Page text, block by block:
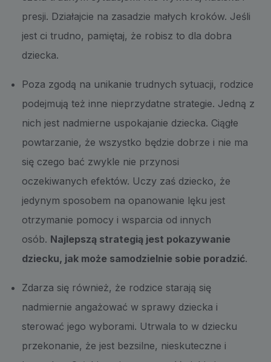
presji. Działajcie na zasadzie małych kroków. Jeśli
jest ci trudno, pamiętaj, że robisz to dla dobra
dziecka.
Poza zgodą na unikanie trudnych sytuacji, rodzice
podejmują też inne nieprzydatne strategie. Jedną z
nich jest nadmierne uspokajanie dziecka. Ciągłe
powtarzanie, że wszystko będzie dobrze i nie ma
się czego bać zwykle nie przynosi
oczekiwanych efektów. Uczy zaś dziecko, że
jedynym sposobem na opanowanie lęku jest
otrzymanie pomocy i wsparcia od innych
osób. Najlepszą strategią jest pokazywanie
dziecku, jak może samodzielnie sobie poradzić.
Zdarza się również, że rodzice starają się
nadmiernie angażować w sprawy dziecka i
sterować jego wyborami. Utrwala to w dziecku
przekonanie, że jest bezsilne, nieskuteczne i